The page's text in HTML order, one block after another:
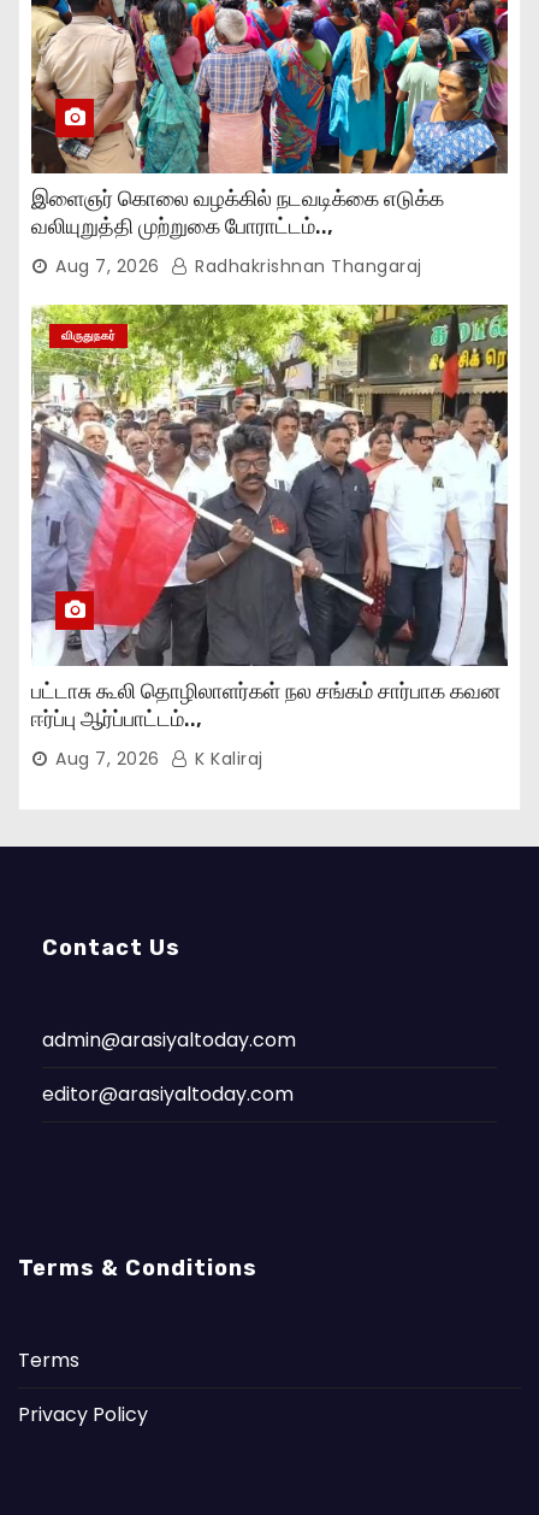
இளைஞர் கொலை வழக்கில் நடவடிக்கை எடுக்க
வலியுறுத்தி முற்றுகை போராட்டம்..,
Aug 7, 2026 Radhakrishnan Thangaraj
விருதுநகர்
பட்டாசு கூலி தொழிலாளர்கள் நல சங்கம் சார்பாக கவன
ஈர்ப்பு ஆர்ப்பாட்டம்..,
Aug 7, 2026 K Kaliraj
Contact Us
admin@arasiyaltoday.com
editor@arasiyaltoday.com
Terms & Conditions
Terms
Privacy Policy